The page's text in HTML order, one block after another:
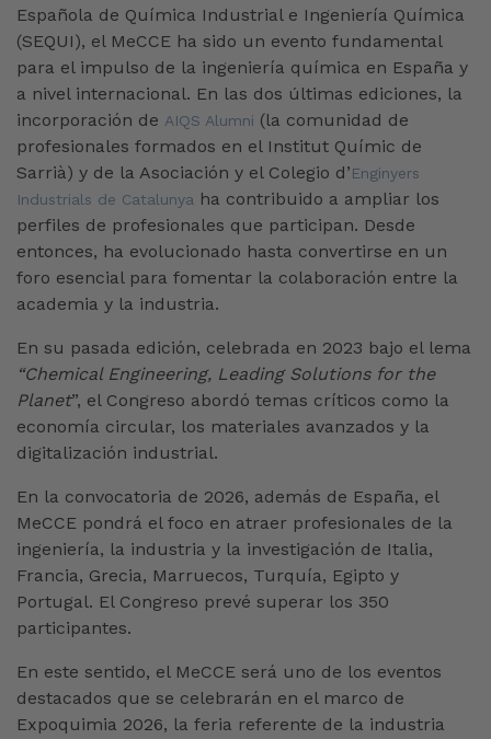
Española de Química Industrial e Ingeniería Química
(SEQUI), el MeCCE ha sido un evento fundamental
para el impulso de la ingeniería química en España y
a nivel internacional. En las dos últimas ediciones, la
incorporación de AIQS Alumni (la comunidad de
profesionales formados en el Institut Químic de
Sarrià) y de la Asociación y el Colegio d’Enginyers
Industrials de Catalunya ha contribuido a ampliar los
perfiles de profesionales que participan. Desde
entonces, ha evolucionado hasta convertirse en un
foro esencial para fomentar la colaboración entre la
academia y la industria.
En su pasada edición, celebrada en 2023 bajo el lema
“Chemical Engineering, Leading Solutions for the
Planet”, el Congreso abordó temas críticos como la
economía circular, los materiales avanzados y la
digitalización industrial.
En la convocatoria de 2026, además de España, el
MeCCE pondrá el foco en atraer profesionales de la
ingeniería, la industria y la investigación de Italia,
Francia, Grecia, Marruecos, Turquía, Egipto y
Portugal. El Congreso prevé superar los 350
participantes.
En este sentido, el MeCCE será uno de los eventos
destacados que se celebrarán en el marco de
Expoquimia 2026, la feria referente de la industria